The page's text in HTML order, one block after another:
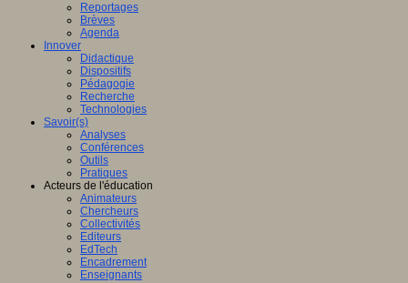
Reportages
Brèves
Agenda
Innover
Didactique
Dispositifs
Pédagogie
Recherche
Technologies
Savoir(s)
Analyses
Conférences
Outils
Pratiques
Acteurs de l'éducation
Animateurs
Chercheurs
Collectivités
Editeurs
EdTech
Encadrement
Enseignants